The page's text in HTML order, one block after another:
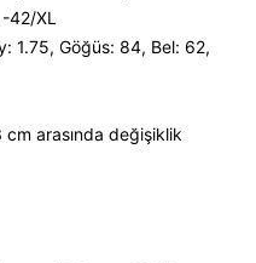
XL
1.75, Göğüs: 84, Bel: 62,
arasında değişiklik